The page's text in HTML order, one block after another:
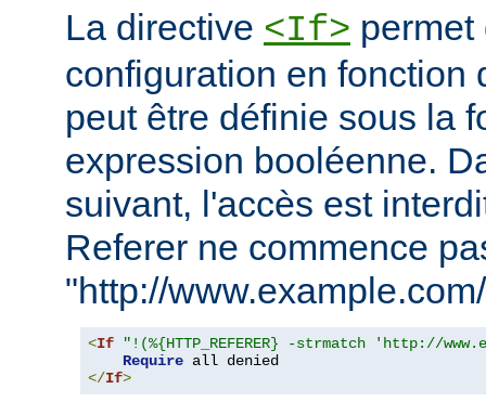
La directive <If> permet
configuration en fonction
peut être définie sous la
expression booléenne.
suivant, l'accès est
Referer ne commence
"http://
<If
"!(%{HTTP_REFERER} -strmatch 'http://
Require
</If>